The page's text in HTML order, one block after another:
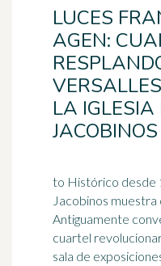
LUCES
AGEN:
LA IGLESIA
JACOBINOS
to Histórico desde
Jacobinos muestra
Antiguamente
cuartel
sala de